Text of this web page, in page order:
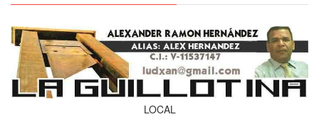
LOCAL